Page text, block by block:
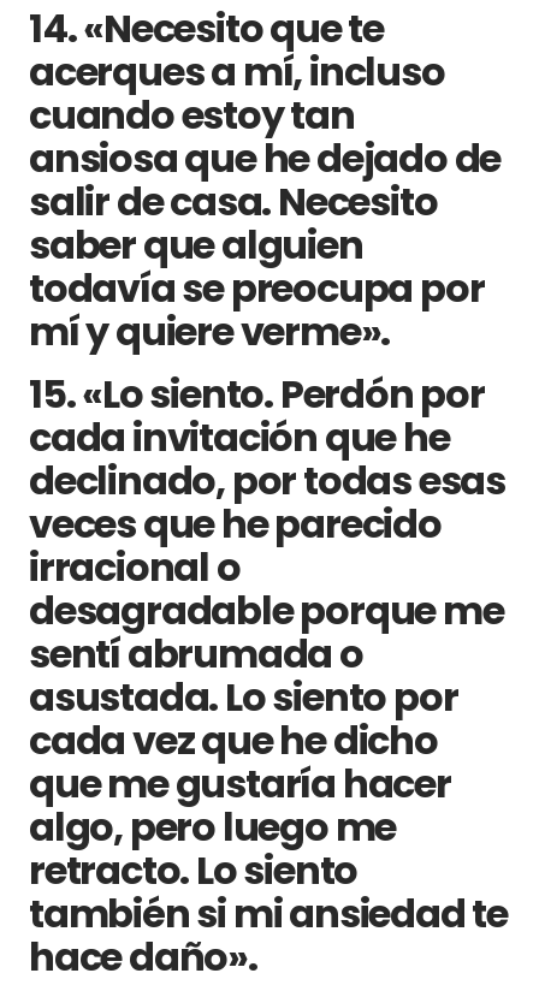
14. «Necesito que te
acerques a mí, incluso
cuando estoy tan
ansiosa que he dejado de
salir de casa. Necesito
saber que alguien
todavía se preocupa por
mí y quiere verme».
15. «Lo siento. Perdón por
cada invitación que he
declinado, por todas esas
veces que he parecido
irracional o
desagradable porque me
sentí abrumada o
asustada. Lo siento por
cada vez que he dicho
que me gustaría hacer
algo, pero luego me
retracto. Lo siento
también si mi ansiedad te
hace daño».